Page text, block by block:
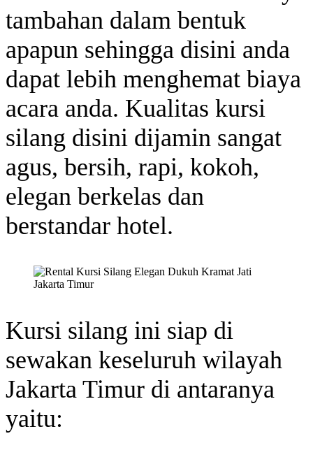
tambahan dalam bentuk
apapun sehingga disini anda
dapat lebih menghemat biaya
acara anda. Kualitas kursi
silang disini dijamin sangat
agus, bersih, rapi, kokoh,
elegan berkelas dan
berstandar hotel.
Kursi silang ini siap di
sewakan keseluruh wilayah
Jakarta Timur di antaranya
yaitu: